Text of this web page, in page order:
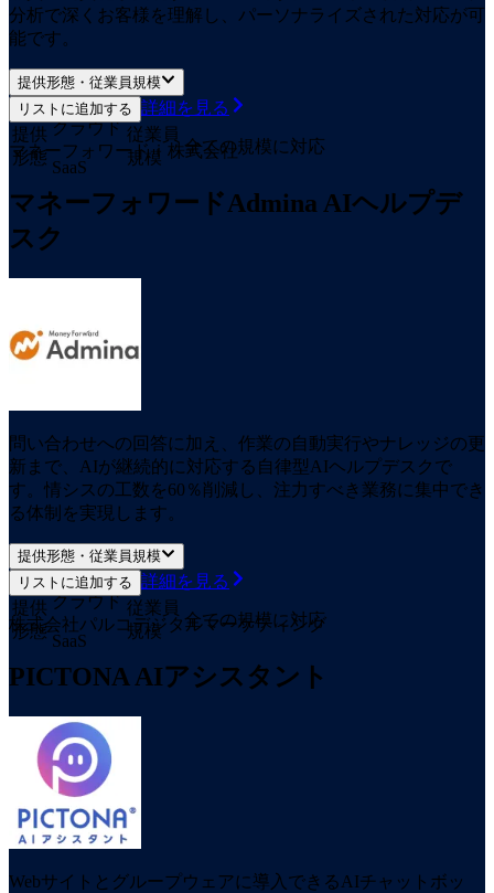
分析で深くお客様を理解し、パーソナライズされた対応が可
能です。
提供形態・従業員規模
提供
形態
クラウド
SaaS
従業員
規模
全ての規模に対応
リストに追加する 詳細を見る
マネーフォワードｉ株式会社
マネーフォワードAdmina AIヘルプデ
スク
問い合わせへの回答に加え、作業の自動実行やナレッジの更
新まで、AIが継続的に対応する自律型AIヘルプデスクで
す。情シスの工数を60％削減し、注力すべき業務に集中でき
る体制を実現します。
提供形態・従業員規模
提供
形態
クラウド
SaaS
従業員
規模
全ての規模に対応
リストに追加する 詳細を見る
株式会社パルコデジタルマーケティング
PICTONA AIアシスタント
Webサイトとグループウェアに導入できるAIチャットボッ